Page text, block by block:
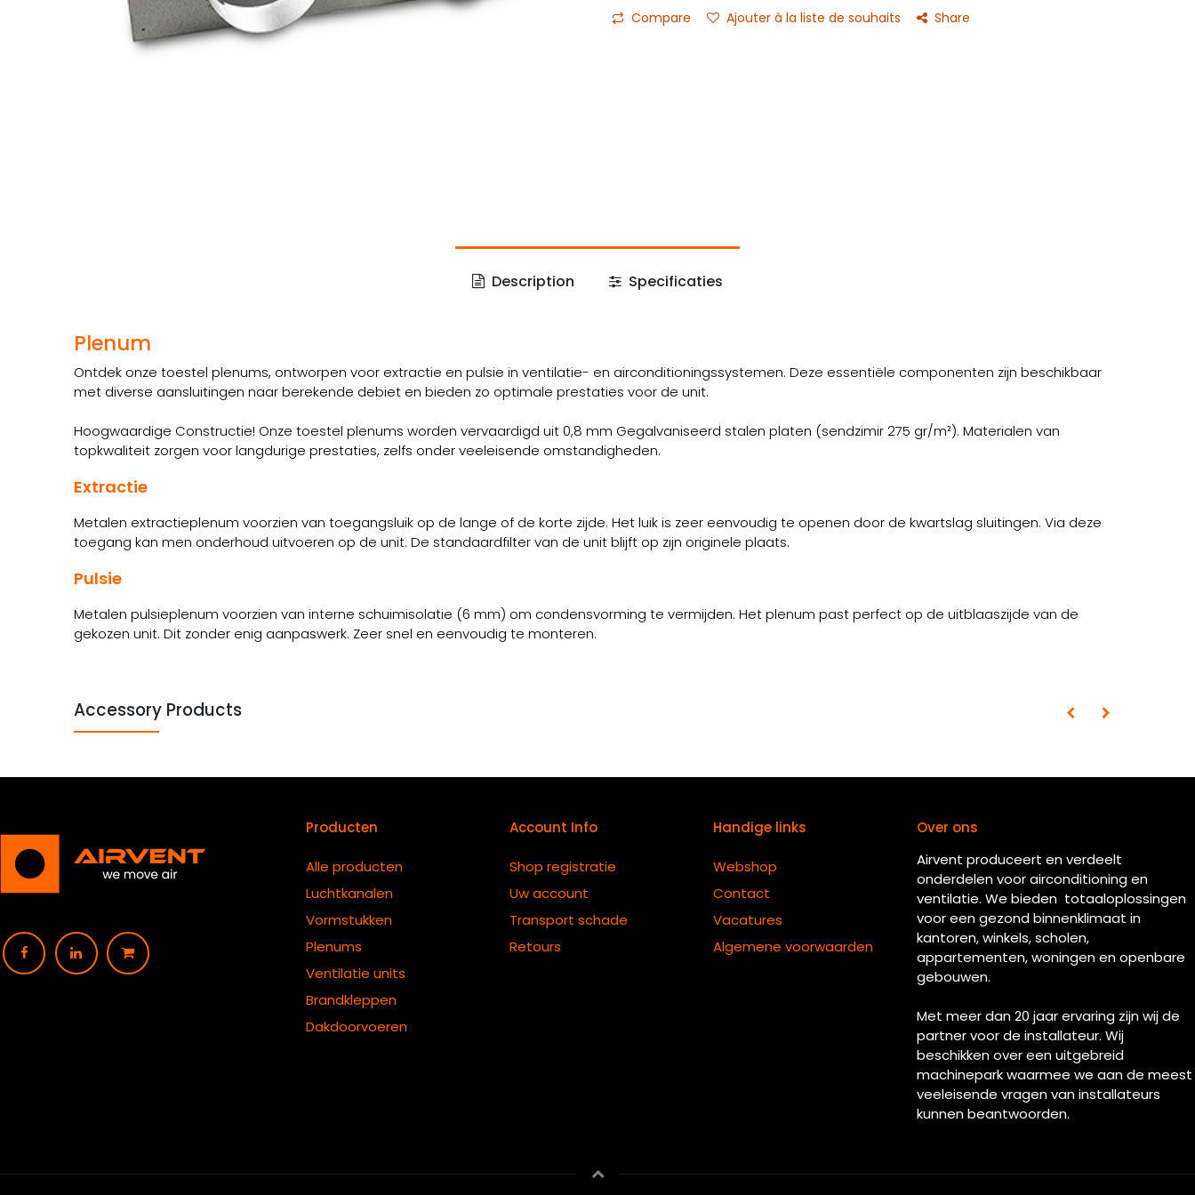
Compare Ajouter à la liste de souhaits Share
Description Specificaties
Plenum
Ontdek onze toestel plenums, ontworpen voor extractie en pulsie in ventilatie- en airconditioningssystemen. Deze essentiële componenten zijn beschikbaar
met diverse aansluitingen naar berekende debiet en bieden zo optimale prestaties voor de unit.
Hoogwaardige Constructie! Onze toestel plenums worden vervaardigd uit 0,8 mm Gegalvaniseerd stalen platen (sendzimir 275 gr/m²). Materialen van
topkwaliteit zorgen voor langdurige prestaties, zelfs onder veeleisende omstandigheden.
Extractie
Metalen extractieplenum voorzien van toegangsluik op de lange of de korte zijde. Het luik is zeer eenvoudig te openen door de kwartslag sluitingen. Via deze
toegang kan men onderhoud uitvoeren op de unit. De standaardfilter van de unit blijft op zijn originele plaats.
Pulsie
Metalen pulsieplenum voorzien van interne schuimisolatie (6 mm) om condensvorming te vermijden. Het plenum past perfect op de uitblaaszijde van de
gekozen unit. Dit zonder enig aanpaswerk. Zeer snel en eenvoudig te monteren.
Accessory Products
Producten
Alle producten
Luchtkanalen
Vormstukken
Plenums
Ventilatie units
Brandkleppen
Dakdoorvoeren
Account Info
Shop registratie
Uw account
Transport schade
Retours
Handige links
Webshop
Contact
Vacatures
Algemene voorwaarden
Over ons
Airvent produceert en verdeelt
onderdelen voor airconditioning en
ventilatie. We bieden totaaloplossingen
voor een gezond binnenklimaat in
kantoren, winkels, scholen,
appartementen, woningen en openbare
gebouwen.
Met meer dan 20 jaar ervaring zijn wij de
partner voor de installateur. Wij
beschikken over een uitgebreid
machinepark waarmee we aan de meest
veeleisende vragen van installateurs
kunnen beantwoorden.